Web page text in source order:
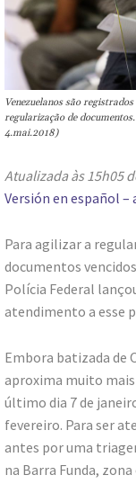
Venezuelanos são
regularização de
4.mai.2018)
Atualizada às 15h05
Versión en español –
Para agilizar a
documentos
Polícia Federal
atendimento a esse
Embora batizada de
aproxima muito
último dia 7 de
fevereiro. Para ser
antes por uma
na Barra Funda,